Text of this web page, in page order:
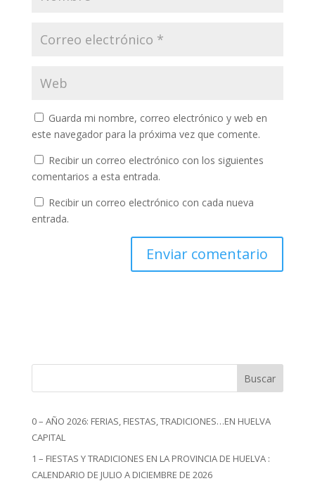
Guarda mi nombre, correo electrónico y web en
este navegador para la próxima vez que comente.
Recibir un correo electrónico con los siguientes
comentarios a esta entrada.
Recibir un correo electrónico con cada nueva
entrada.
Buscar
0 – AÑO 2026: FERIAS, FIESTAS, TRADICIONES…EN HUELVA
CAPITAL
1 – FIESTAS Y TRADICIONES EN LA PROVINCIA DE HUELVA :
CALENDARIO DE JULIO A DICIEMBRE DE 2026